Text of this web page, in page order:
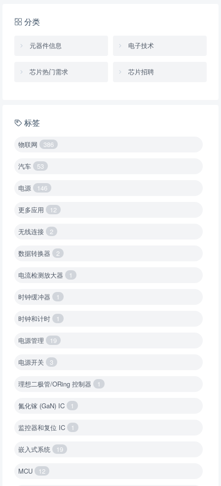
分类
元器件信息 电子技术
芯片热门需求 芯片招聘
标签
物联网 386
汽车 53
电源 146
更多应用 12
无线连接 2
数据转换器 2
电流检测放大器 1
时钟缓冲器 1
时钟和计时 1
电源管理 19
电源开关 3
理想二极管/ORing 控制器 1
氮化镓 (GaN) IC 1
监控器和复位 IC 1
嵌入式系统 19
MCU 12